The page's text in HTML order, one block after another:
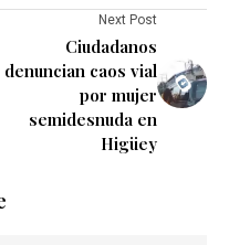
Next Post
Ciudadanos
denuncian caos vial
por mujer
semidesnuda en
Higüey